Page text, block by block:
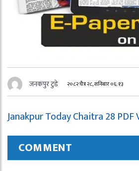
जनकपुर टुडे २०८२ चैत्र २८, शनिबार ०६:१३
Janakpur Today Chaitra 28
COMMENT